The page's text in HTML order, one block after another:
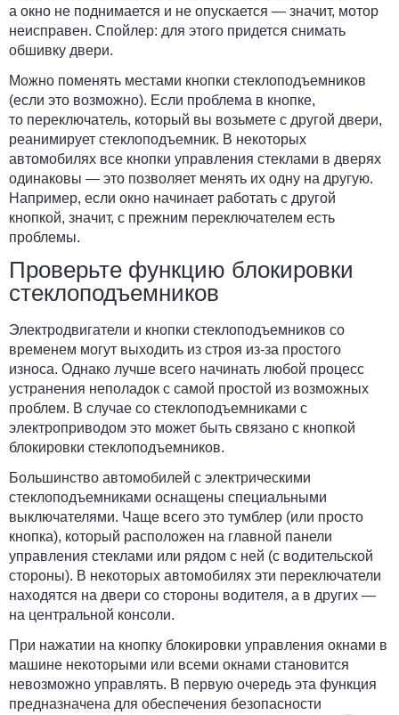
а окно не поднимается и не опускается — значит, мотор
неисправен. Спойлер: для этого придется снимать
обшивку двери.
Можно поменять местами кнопки стеклоподъемников
(если это возможно). Если проблема в кнопке,
то переключатель, который вы возьмете с другой двери,
реанимирует стеклоподъемник. В некоторых
автомобилях все кнопки управления стеклами в дверях
одинаковы — это позволяет менять их одну на другую.
Например, если окно начинает работать с другой
кнопкой, значит, с прежним переключателем есть
проблемы.
Проверьте функцию блокировки
стеклоподъемников
Электродвигатели и кнопки стеклоподъемников со
временем могут выходить из строя из-за простого
износа. Однако лучше всего начинать любой процесс
устранения неполадок с самой простой из возможных
проблем. В случае со стеклоподъемниками с
электроприводом это может быть связано с кнопкой
блокировки стеклоподъемников.
Большинство автомобилей с электрическими
стеклоподъемниками оснащены специальными
выключателями. Чаще всего это тумблер (или просто
кнопка), который расположен на главной панели
управления стеклами или рядом с ней (с водительской
стороны). В некоторых автомобилях эти переключатели
находятся на двери со стороны водителя, а в других —
на центральной консоли.
При нажатии на кнопку блокировки управления окнами в
машине некоторыми или всеми окнами становится
невозможно управлять. В первую очередь эта функция
предназначена для обеспечения безопасности